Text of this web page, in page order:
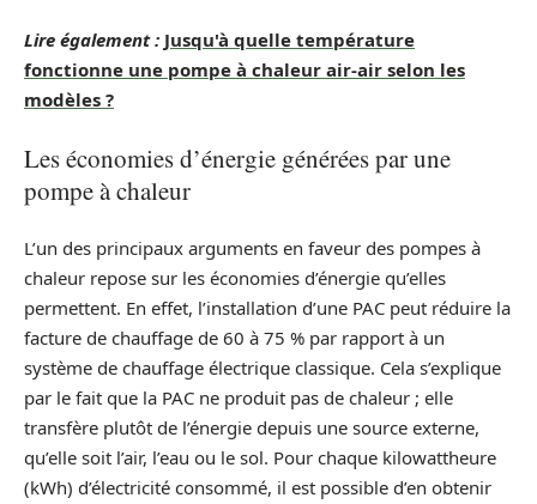
Lire également : Jusqu'à quelle température
fonctionne une pompe à chaleur air-air selon les
modèles ?
Les économies d’énergie générées par une
pompe à chaleur
L’un des principaux arguments en faveur des pompes à
chaleur repose sur les économies d’énergie qu’elles
permettent. En effet, l’installation d’une PAC peut réduire la
facture de chauffage de 60 à 75 % par rapport à un
système de chauffage électrique classique. Cela s’explique
par le fait que la PAC ne produit pas de chaleur ; elle
transfère plutôt de l’énergie depuis une source externe,
qu’elle soit l’air, l’eau ou le sol. Pour chaque kilowattheure
(kWh) d’électricité consommé, il est possible d’en obtenir